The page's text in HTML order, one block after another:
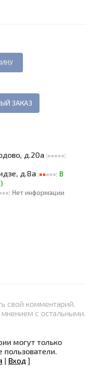
ЗАКАЗ
д.20а
д.8а
В
Нет информации
свой комментарий.
с остальными.
могут только
пользователи.
| Вход ]